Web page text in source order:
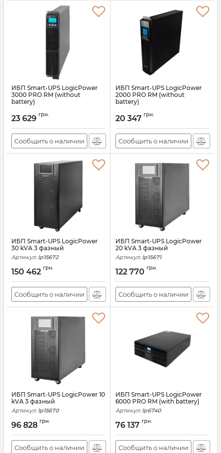
ИБП Smart-UPS LogicPower
3000 PRO RM (without
battery)
23 629 грн.
Сообщить о наличии
ИБП Smart-UPS LogicPower
2000 PRO RM (without
battery)
20 347 грн.
Сообщить о наличии
ИБП Smart-UPS LogicPower
30 kVA 3 фазный
Артикул: lp15672
150 462 грн.
Сообщить о наличии
ИБП Smart-UPS LogicPower
20 kVA 3 фазный
Артикул: lp15671
122 770 грн.
Сообщить о наличии
ИБП Smart-UPS LogicPower 10
kVA 3 фазный
Артикул: lp15670
96 828 грн.
Сообщить о наличии
ИБП Smart-UPS LogicPower
6000 PRO RM (with battery)
Артикул: lp6740
76 137 грн.
Сообщить о наличии